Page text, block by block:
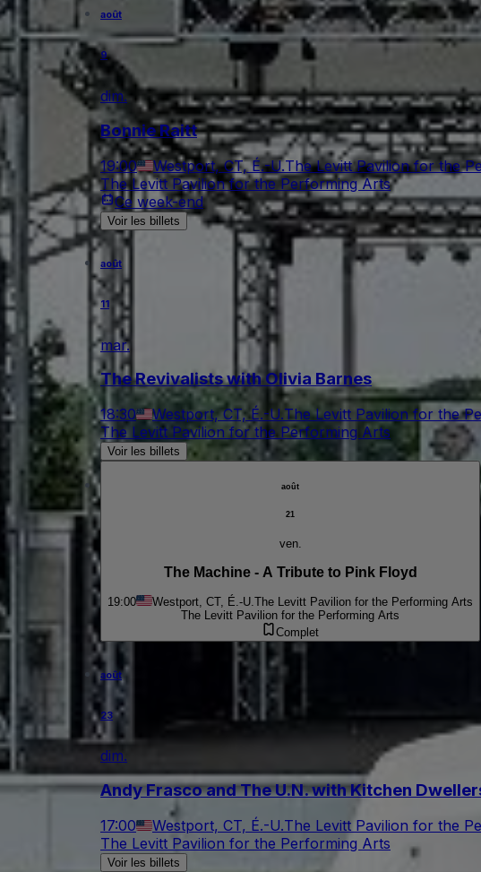
août
9
dim.
Bonnie Raitt
19:00 Westport, CT, É.-U.The Levitt Pavilion for the
The Levitt Pavilion for the Performing Arts
Ce week-end
Voir les billets
août
11
mar.
The Revivalists with Olivia Barnes
18:30 Westport, CT, É.-U.The Levitt Pavilion for the
The Levitt Pavilion for the Performing Arts
Voir les billets
août
21
ven.
The Machine - A Tribute to Pink Floyd
19:00 Westport, CT, É.-U. The Levitt Pavilion for the Performing Arts
The Levitt Pavilion for the Performing Arts
Complet
août
23
dim.
Andy Frasco and The U.N. with Kitchen
17:00 Westport, CT, É.-U.The Levitt Pavilion for the
The Levitt Pavilion for the Performing Arts
Voir les billets